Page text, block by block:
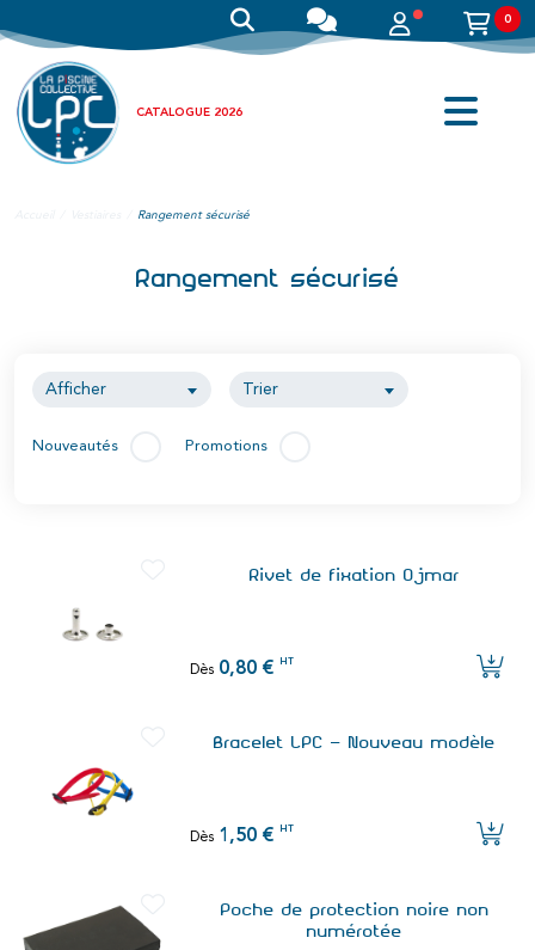
0
CATALOGUE 2026
Rangement sécurisé
Rangement sécurisé
Afficher Trier
Nouveautés Promotions
Rivet de fixation Ojmar
Dès 0,80 € HT
Bracelet LPC - Nouveau modèle
Dès 1,50 € HT
Poche de protection noire non
numérotée